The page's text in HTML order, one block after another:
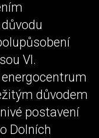
VI.
důvodem
postavení
Dolních